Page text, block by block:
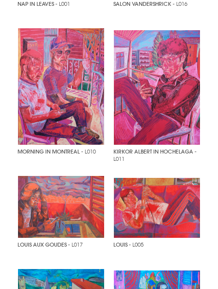
NAP IN LEAVES - L001 SALON VANDERSHRICK - L016
MORNING IN MONTREAL - L010 KIRKOR ALBERT IN HOCHELAGA -
L011
LOUIS AUX GOUDES- L017 LOUIS - L005